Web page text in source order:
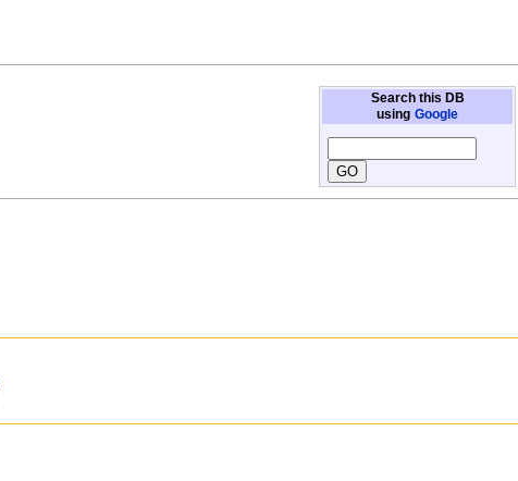
Search this DB
using Google